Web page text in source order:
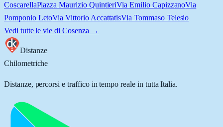
CoscarellaPiazza Maurizio QuintieriVia Emilio CapizzanoVia
Pomponio LetoVia Vittorio AccattatisVia Tommaso Telesio
Vedi tutte le vie di Cosenza →
Distanze
Chilometriche
Distanze, percorsi e traffico in tempo reale in tutta Italia.